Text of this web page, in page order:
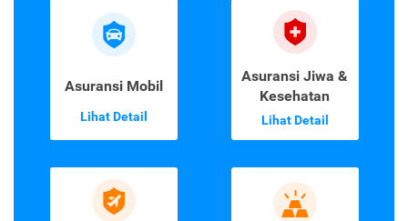
Asuransi Mobil
Lihat Detail
Asuransi Jiwa &
Kesehatan
Lihat Detail